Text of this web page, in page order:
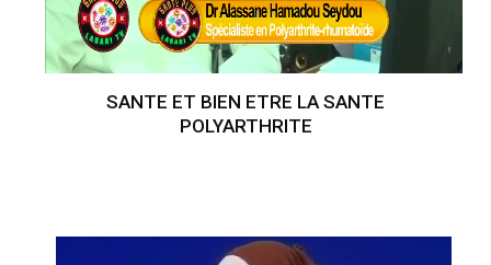
SANTE ET BIEN ETRE LA SANTE
POLYARTHRITE